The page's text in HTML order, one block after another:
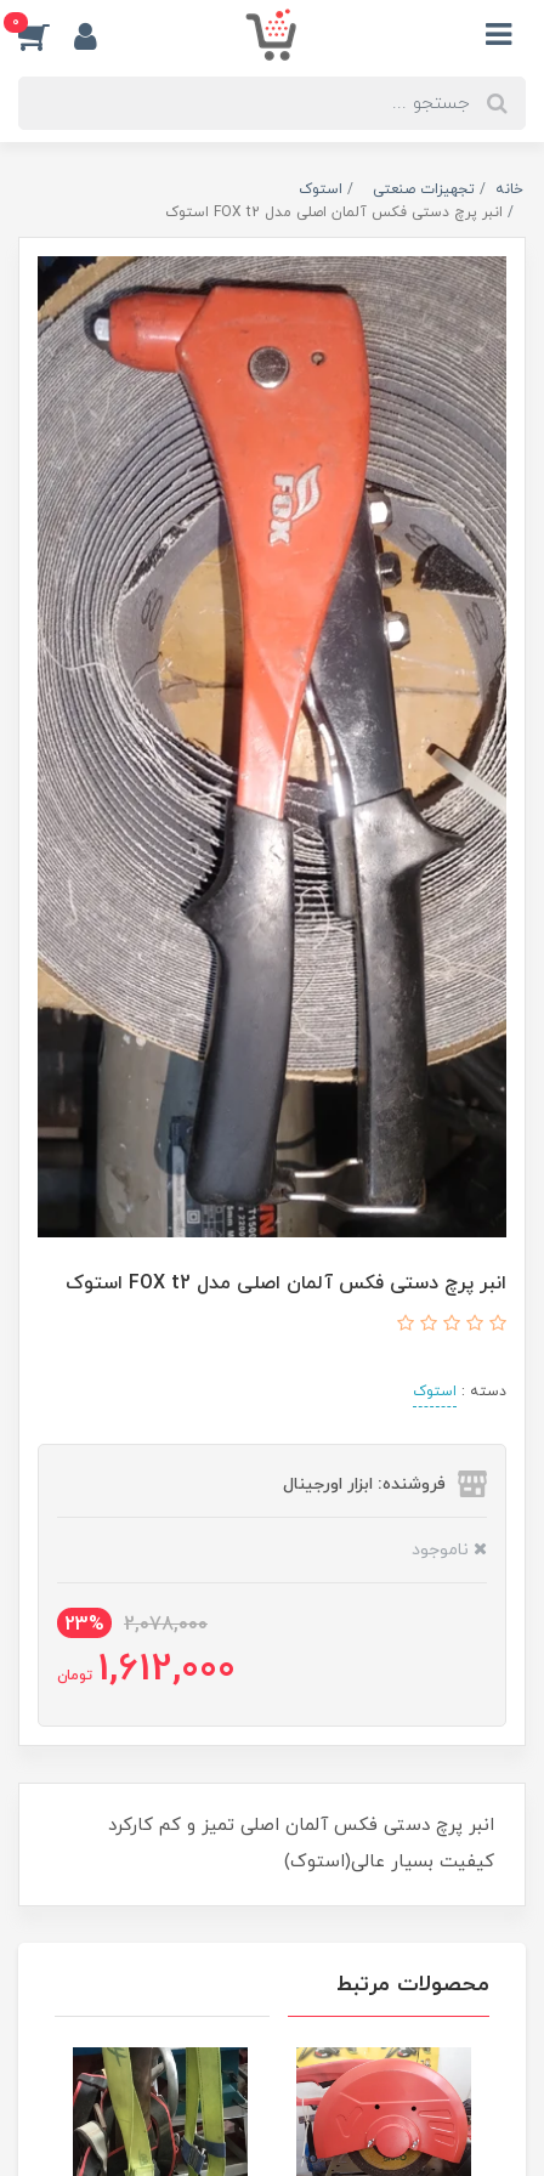
0
خانه تجهیزات صنعتی
استوک
انبر پرچ دستی فکس آلمان اصلی مدل FOX t2 استوک
انبر پرچ دستی فکس آلمان اصلی مدل FOX t2 استوک
دسته : استوک
فروشنده: ابزار اورجینال
ناموجود
2,078,000
23%
1,612,000 تومان
انبر پرچ دستی فکس آلمان اصلی تمیز و کم کارکرد
کیفیت بسیار عالی(استوک)
محصولات مرتبط